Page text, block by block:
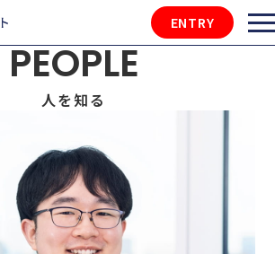
ENTRY
PEOPLE
人を知る
ェーンマネジメント部 手
ー概要